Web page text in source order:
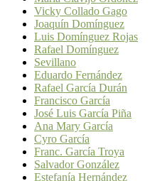
Vicky Collado Gago
Joaquín Domínguez
Luis Domínguez Rojas
Rafael Domínguez
Sevillano
Eduardo Fernández
Rafael García Durán
Francisco García
José Luis García Piña
Ana Mary García
Cyro García
Franc. García Troya
Salvador González
Estefanía Hernández